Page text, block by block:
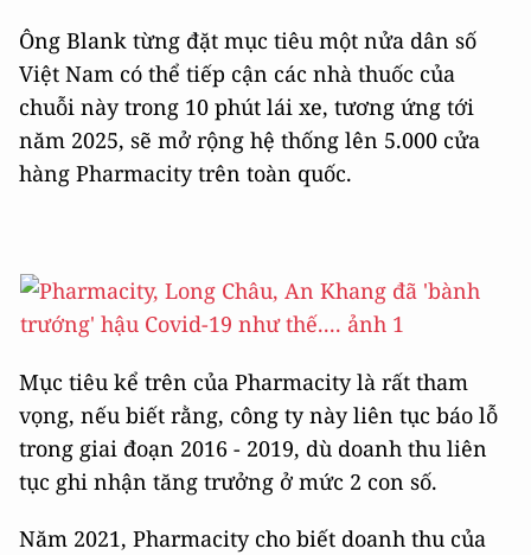
Ông Blank từng đặt mục tiêu một nửa dân số
Việt Nam có thể tiếp cận các nhà thuốc của
chuỗi này trong 10 phút lái xe, tương ứng tới
năm 2025, sẽ mở rộng hệ thống lên 5.000 cửa
hàng Pharmacity trên toàn quốc.
Mục tiêu kể trên của Pharmacity là rất tham
vọng, nếu biết rằng, công ty này liên tục báo lỗ
trong giai đoạn 2016 - 2019, dù doanh thu liên
tục ghi nhận tăng trưởng ở mức 2 con số.
Năm 2021, Pharmacity cho biết doanh thu của